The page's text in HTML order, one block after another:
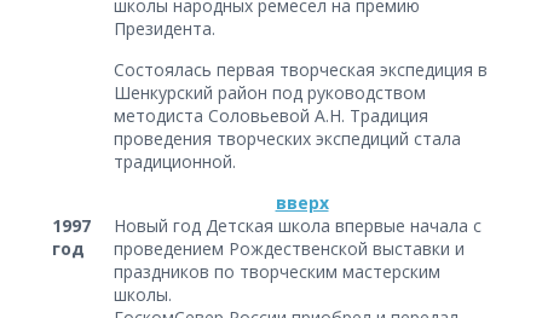
школы народных ремесел на премию
Президента.
Состоялась первая творческая экспедиция в
Шенкурский район под руководством
методиста Соловьевой А.Н. Традиция
проведения творческих экспедиций стала
традиционной.
вверх
1997
год
Новый год Детская школа впервые начала с
проведением Рождественской выставки и
праздников по творческим мастерским
школы.